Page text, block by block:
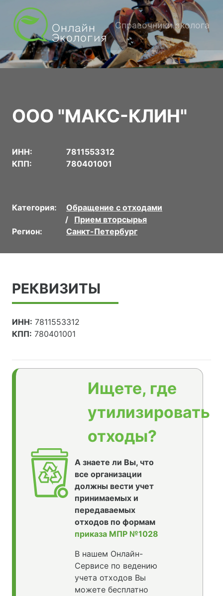
Справочники эколога
ООО "МАКС-КЛИН"
ИНН:
7811553312
КПП:
780401001
Категория:
Обращение с отходами
Прием вторсырья
Регион:
Санкт-Петербург
РЕКВИЗИТЫ
ИНН: 7811553312
КПП: 780401001
Ищете, где
утилизировать
отходы?
А знаете ли Вы, что
все организации
должны вести учет
принимаемых и
передаваемых
отходов по формам
приказа МПР №1028
В нашем Онлайн-
Сервисе по ведению
учета отходов Вы
можете бесплатно